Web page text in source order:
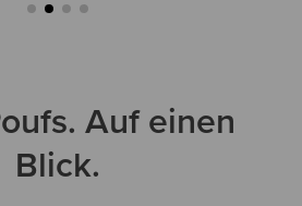
Auf einen
Blick.